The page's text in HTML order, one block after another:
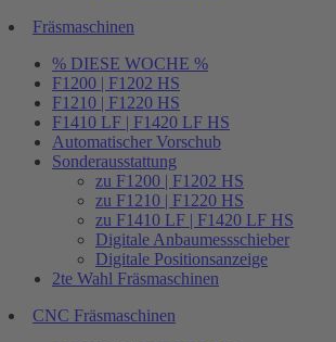
Fräsmaschinen
% DIESE WOCHE %
F1200 | F1202 HS
F1210 | F1220 HS
F1410 LF | F1420 LF HS
Automatischer Vorschub
Sonderausstattung
zu F1200 | F1202 HS
zu F1210 | F1220 HS
zu F1410 LF | F1420 LF HS
Digitale Anbaumessschieber
Digitale Positionsanzeige
2te Wahl Fräsmaschinen
CNC Fräsmaschinen